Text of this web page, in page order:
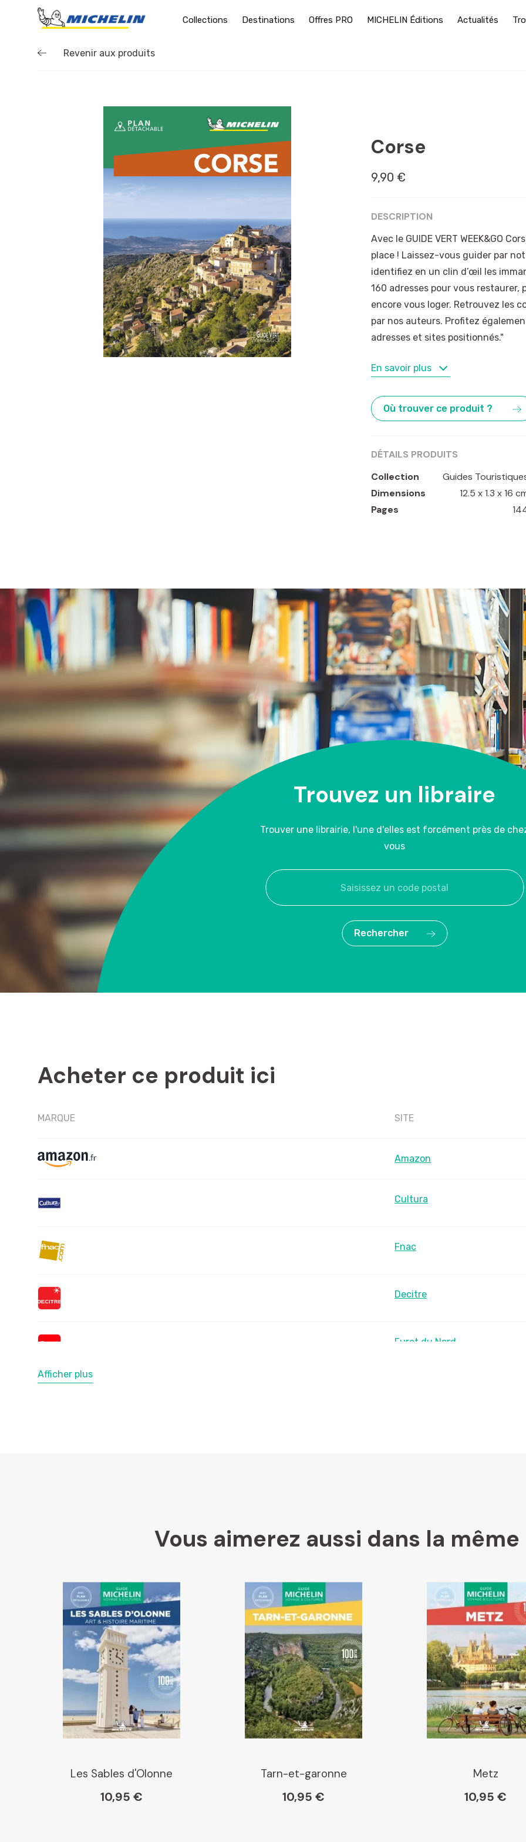
Collections Destinations Offres PRO MICHELIN Éditions Actualités
Revenir aux produits
Corse
9,90 €
DESCRIPTION
Avec le GUIDE VERT WEEK&GO
place ! Laissez-vous guider par
identifiez en un clin d’œil les
160 adresses pour vous
encore vous loger. Retrouvez les
par nos auteurs. Profitez
adresses et sites positionnés."
MOTS-CLÉS
En savoir plus
Où trouver ce produit ?
DÉTAILS PRODUITS
Collection
Guides
Dimensions
12.5 x 1.3 x 16
Pages
Trouvez un libraire
Trouver une librairie, l'une d'elles est forcément près de
vous
Rechercher
Acheter ce produit ici
MARQUE SITE
Amazon
Cultura
Fnac
Decitre
Furet du Nord
Mollat
Libraires Ensemble
Chapitre
Dialogue
Librairie La Procure
Afficher plus
Vous aimerez aussi dans la
Les Sables d'Olonne
10,95 €
Tarn-et-garonne
10,95 €
Metz
10,95 €